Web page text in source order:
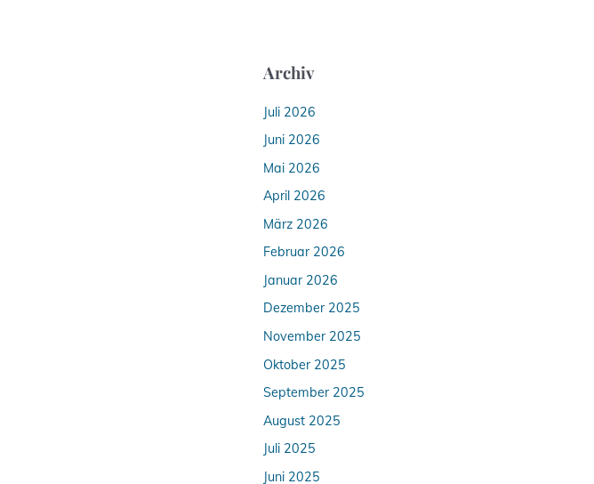
Archiv
Juli 2026
Juni 2026
Mai 2026
April 2026
März 2026
Februar 2026
Januar 2026
Dezember 2025
November 2025
Oktober 2025
September 2025
August 2025
Juli 2025
Juni 2025